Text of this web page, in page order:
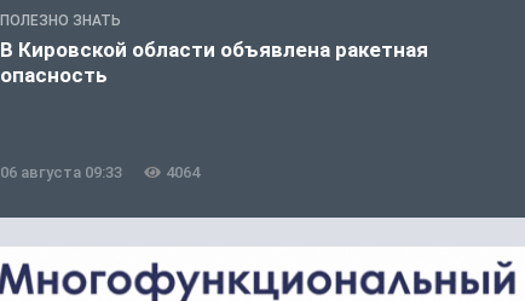
ПОЛЕЗНО ЗНАТЬ
В Кировской области объявлена ракетная
опасность
06 августа 09:33 4064